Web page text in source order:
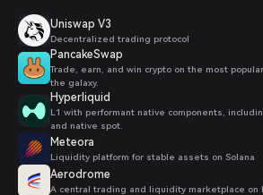
Uniswap V3
Decentralized trading protocol
PancakeSwap
Trade, earn, and win crypto on the most
the galaxy.
Hyperliquid
L1 with performant native components,
and native spot.
Meteora
Liquidity platform for stable assets on Solana
Aerodrome
A central trading and liquidity marketplace on